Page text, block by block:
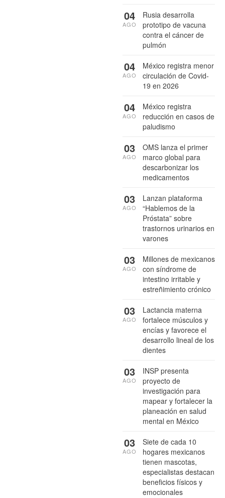
Rusia desarrolla
prototipo de vacuna
contra el cáncer de
pulmón
04
AGO
México registra menor
circulación de Covid-
19 en 2026
04
AGO
México registra
reducción en casos de
paludismo
04
AGO
OMS lanza el primer
marco global para
descarbonizar los
medicamentos
03
AGO
Lanzan plataforma
“Hablemos de la
Próstata” sobre
trastornos urinarios en
varones
03
AGO
Millones de mexicanos
con síndrome de
intestino irritable y
estreñimiento crónico
03
AGO
Lactancia materna
fortalece músculos y
encías y favorece el
desarrollo lineal de los
dientes
03
AGO
INSP presenta
proyecto de
investigación para
mapear y fortalecer la
planeación en salud
mental en México
03
AGO
Siete de cada 10
hogares mexicanos
tienen mascotas,
especialistas destacan
beneficios físicos y
emocionales
03
AGO